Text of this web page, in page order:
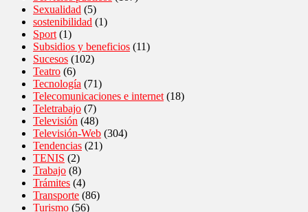
Sexualidad (5)
sostenibilidad (1)
Sport (1)
Subsidios y beneficios (11)
Sucesos (102)
Teatro (6)
Tecnología (71)
Telecomunicaciones e internet (18)
Teletrabajo (7)
Televisión (48)
Televisión-Web (304)
Tendencias (21)
TENIS (2)
Trabajo (8)
Trámites (4)
Transporte (86)
Turismo (56)